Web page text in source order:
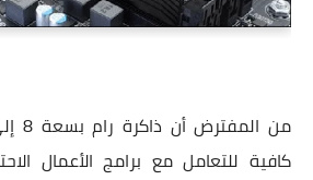
كافية للتعامل مع برامج الأعمال